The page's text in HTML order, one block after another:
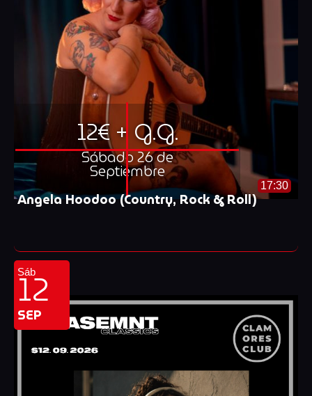
12€ + G.G.
Sábado 26 de
Septiembre
17:30
Angela Hoodoo (Country, Rock & Roll)
Sáb
12
SEP